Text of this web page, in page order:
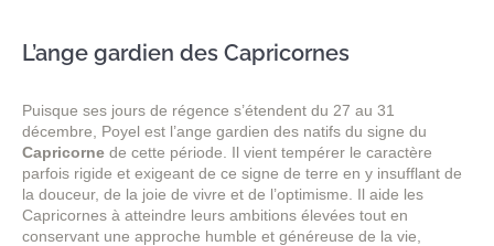
L’ange gardien des Capricornes
Puisque ses jours de régence s’étendent du 27 au 31
décembre, Poyel est l’ange gardien des natifs du signe du
Capricorne de cette période. Il vient tempérer le caractère
parfois rigide et exigeant de ce signe de terre en y insufflant de
la douceur, de la joie de vivre et de l’optimisme. Il aide les
Capricornes à atteindre leurs ambitions élevées tout en
conservant une approche humble et généreuse de la vie,